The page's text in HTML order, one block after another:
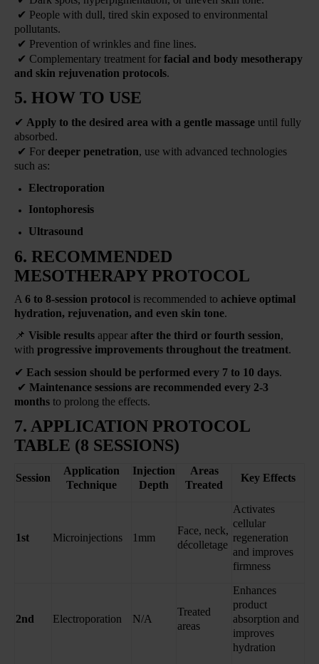
✔ People with dull, tired skin exposed to environmental
pollutants.
✔ Prevention of wrinkles and fine lines.
✔ Complementary treatment for facial and body mesotherapy
and skin rejuvenation protocols.
5. HOW TO USE
✔ Apply to the desired area with a gentle massage until fully
absorbed.
✔ For deeper penetration, use with advanced technologies
such as:
Electroporation
Iontophoresis
Ultrasound
6. RECOMMENDED
MESOTHERAPY PROTOCOL
A 6 to 8-session protocol is recommended to achieve optimal
hydration, rejuvenation, and even skin tone.
📌 Visible results appear after the third or fourth session,
with progressive improvements throughout the treatment.
✔ Each session should be performed every 7 to 10 days.
✔ Maintenance sessions are recommended every 2-3
months to prolong the effects.
7. APPLICATION PROTOCOL
TABLE (8 SESSIONS)
Session
Application
Technique
Injection
Depth
Areas
Treated
Key Effects
1st Microinjections 1mm
Face, neck,
décolletage
Activates
cellular
regeneration
and improves
firmness
2nd Electroporation N/A
Treated
areas
Enhances
product
absorption and
improves
hydration